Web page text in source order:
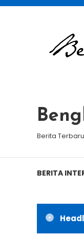
Skip
Berita
BERITA